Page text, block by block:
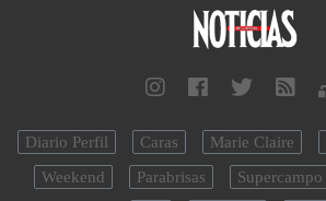
Diario Perfil Caras Marie Claire
Weekend
Parabrisas Supercampo